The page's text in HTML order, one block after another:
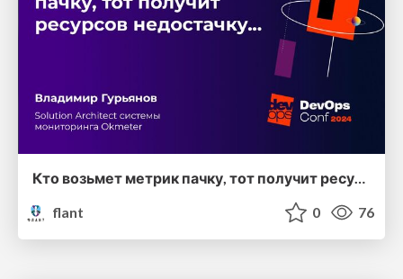
Кто возьмет метрик пачку, тот получит ресурсов недостачку... (Владимир Гурьянов, DevOpsConf 2024)
flant
0 76